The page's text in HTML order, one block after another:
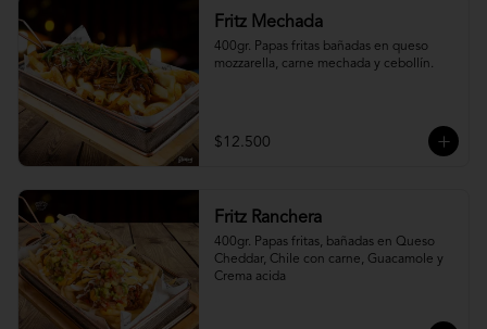
Fritz Mechada
400gr. Papas fritas bañadas en queso
mozzarella, carne mechada y cebollín.
$12.500
Fritz Ranchera
400gr. Papas fritas, bañadas en Queso
Cheddar, Chile con carne, Guacamole y
Crema acida